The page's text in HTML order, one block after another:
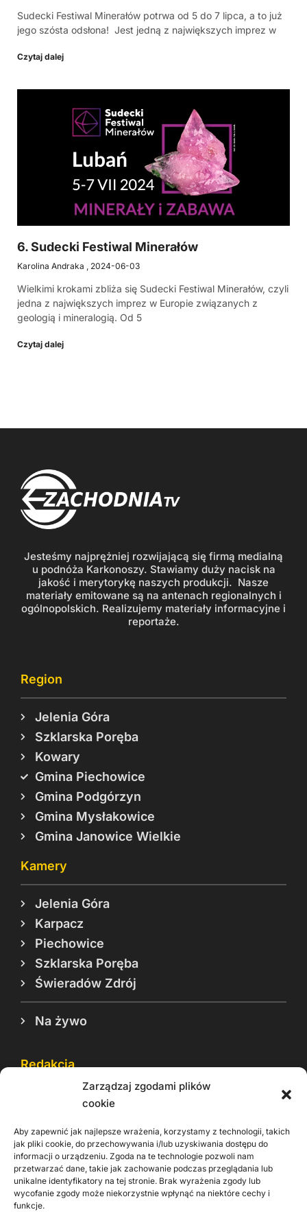
Zarządzaj zgodami plików
cookie
Aby zapewnić jak najlepsze wrażenia, korzystamy z technologii, takich
jak pliki cookie, do przechowywania i/lub uzyskiwania dostępu do
informacji o urządzeniu. Zgoda na te technologie pozwoli nam
przetwarzać dane, takie jak zachowanie podczas przeglądania lub
unikalne identyfikatory na tej stronie. Brak wyrażenia zgody lub
wycofanie zgody może niekorzystnie wpłynąć na niektóre cechy i
funkcje.
Sudecki Festiwal Minerałów potrwa od 5 do 7 lipca, a to już
jego szósta odsłona! Jest jedną z największych imprez w
Czytaj dalej
6. Sudecki Festiwal Minerałów
Karolina Andraka 2024-06-03
Wielkimi krokami zbliża się Sudecki Festiwal Minerałów, czyli
jedna z największych imprez w Europie związanych z
geologią i mineralogią. Od 5
Czytaj dalej
Jesteśmy najprężniej rozwijającą się firmą medialną
u podnóża Karkonoszy. Stawiamy duży nacisk na
jakość i merytorykę naszych produkcji. Nasze
materiały emitowane są na antenach regionalnych i
ogólnopolskich. Realizujemy materiały informacyjne i
reportaże.
Region
Jelenia Góra
Szklarska Poręba
Kowary
Gmina Piechowice
Gmina Podgórzyn
Gmina Mysłakowice
Gmina Janowice Wielkie
Kamery
Jelenia Góra
Karpacz
Piechowice
Szklarska Poręba
Świeradów Zdrój
Na żywo
Redakcja
Reklama
Rodo
Kontakt
Informacje dla